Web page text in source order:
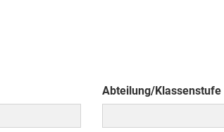
Abteilung/Klassenstufe